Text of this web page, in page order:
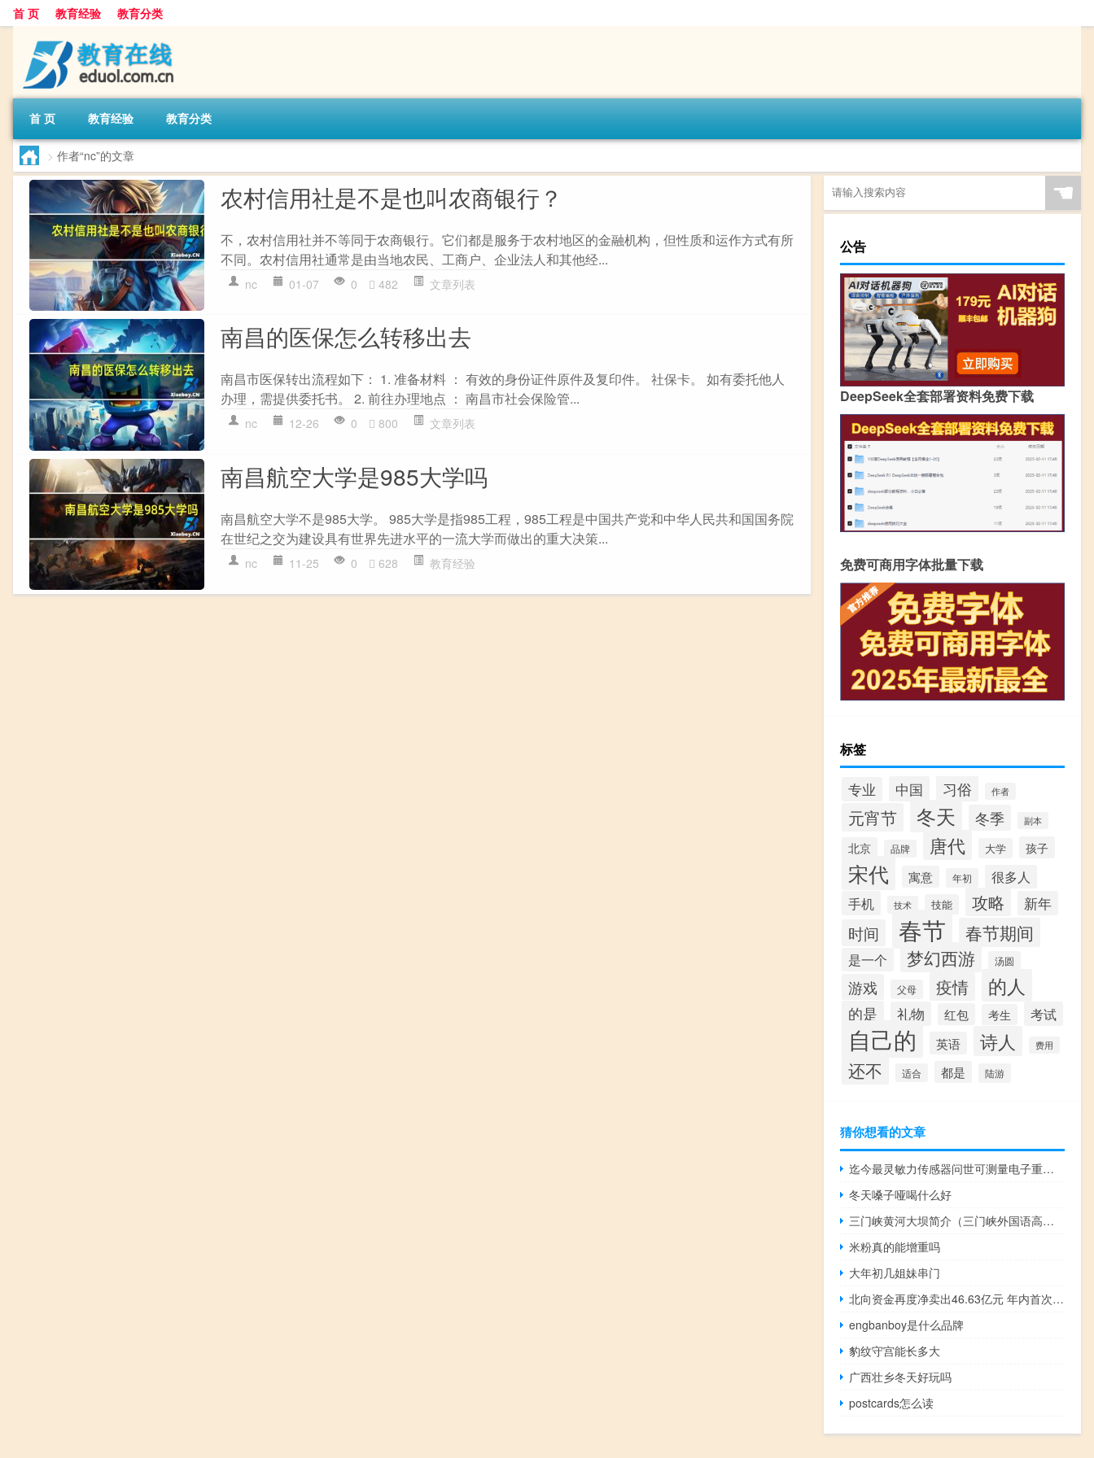
首 页 教育经验 教育分类
首 页 教育经验 教育分类
> 作者“nc”的文章
农村信用社是不是也叫农商银行？
不，农村信用社并不等同于农商银行。它们都是服务于农村地区的金融机构，但性质和运作方式有所
不同。农村信用社通常是由当地农民、工商户、企业法人和其他经...
nc 01-07 0 482 文章列表
南昌的医保怎么转移出去
南昌市医保转出流程如下： 1. 准备材料 ： 有效的身份证件原件及复印件。 社保卡。 如有委托他人
办理，需提供委托书。 2. 前往办理地点 ： 南昌市社会保险管...
nc 12-26 0 800 文章列表
南昌航空大学是985大学吗
南昌航空大学不是985大学。 985大学是指985工程，985工程是中国共产党和中华人民共和国国务院
在世纪之交为建设具有世界先进水平的一流大学而做出的重大决策...
nc 11-25 0 628 教育经验
☚
公告
DeepSeek全套部署资料免费下载
免费可商用字体批量下载
标签
专业 中国 习俗 作者
元宵节 冬天 冬季 副本
北京 品牌 唐代 大学 孩子
宋代 寓意 年初 很多人
手机 技术 技能 攻略 新年
时间 春节 春节期间
是一个 梦幻西游 汤圆
游戏 父母 疫情 的人
的是 礼物 红包 考生 考试
自己的 英语 诗人 费用
还不 适合 都是 陆游
猜你想看的文章
迄今最灵敏力传感器问世可测量电子重量的十分之一
冬天嗓子哑喝什么好
三门峡黄河大坝简介（三门峡外国语高中的简介）
米粉真的能增重吗
大年初几姐妹串门
北向资金再度净卖出46.63亿元 年内首次连续6日减仓
engbanboy是什么品牌
豹纹守宫能长多大
广西壮乡冬天好玩吗
postcards怎么读